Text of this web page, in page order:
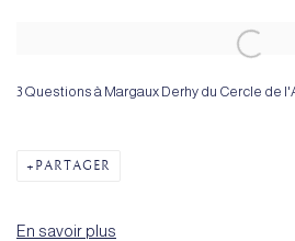
Open a larger version of the following
3 Questions à Margaux Derhy du Cercle de
PARTAGER
En savoir plus